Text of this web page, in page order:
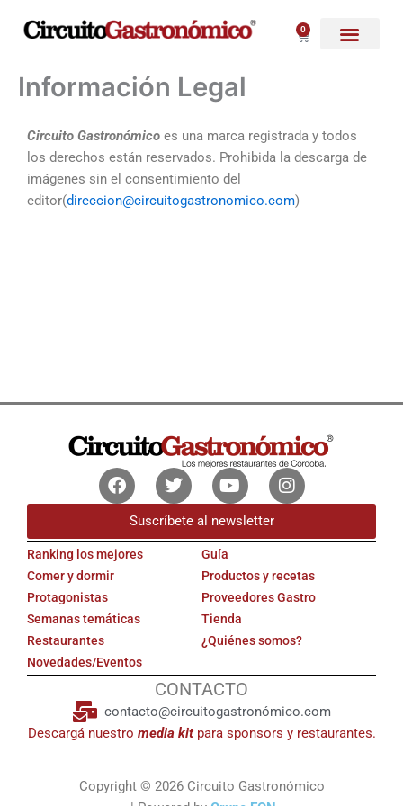
0
Carrito
Información Legal
Circuito Gastronómico es una marca registrada y todos
los derechos están reservados. Prohibida la descarga de
imágenes sin el consentimiento del
editor(direccion@circuitogastronomico.com)
FacebookTwitterYoutubeInstagram
Suscríbete al newsletter
Ranking los mejores
Comer y dormir
Protagonistas
Semanas temáticas
Restaurantes
Novedades/Eventos
Guía
Productos y recetas
Proveedores Gastro
Tienda
¿Quiénes somos?
CONTACTO
contacto@circuitogastronómico.com
Descargá nuestro media kitpara sponsors y restaurantes.
Copyright © 2026 Circuito Gastronómico